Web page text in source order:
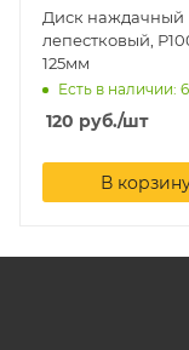
Диск наждачный
лепестковый,
125мм
Есть в наличии:
120 руб./шт
В